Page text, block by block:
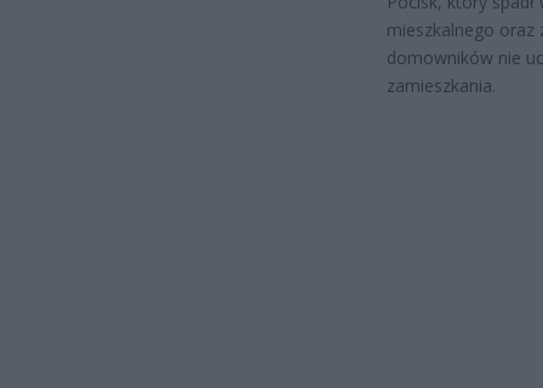
mieszkalnego oraz
domowników nie
zamieszkania.